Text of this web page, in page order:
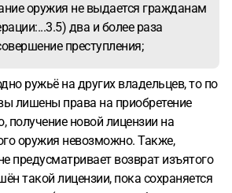
оружия не выдается гражданам
два и более раза
преступления;
ружьё на других владельцев, то по
лишены права на приобретение
получение новой лицензии на
оружия невозможно. Также,
предусматривает возврат изъятого
такой лицензии, пока сохраняется